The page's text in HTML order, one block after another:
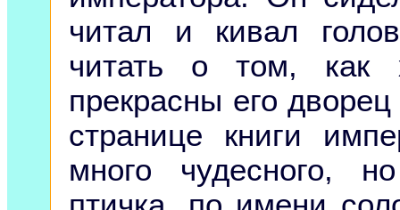
читал и кивал
читать о том, как
прекрасны его
странице книги
много чудесного,